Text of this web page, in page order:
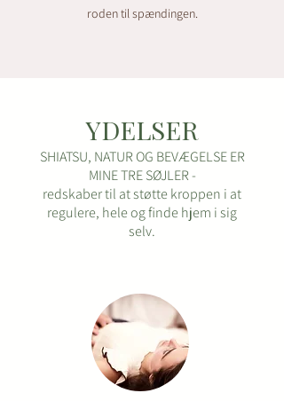
roden til spændingen.
YDELSER
SHIATSU, NATUR OG BEVÆGELSE ER
MINE TRE SØJLER -
redskaber til at støtte kroppen i at
regulere, hele og finde hjem i sig
selv.